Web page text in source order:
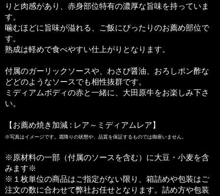
りと肉感があり、赤身部位特有の濃厚な旨味を持っていま
す。
噛むほどに旨味が溢れる、ご飯にぴったりのお薦め部位で
す。
熟成は軽めで食べやすい仕上がりとなります。
付属のガーリックソースや、わさび醤油、おろしポン酢な
どどのようなソースでも相性抜群です。
ミディアムボディの赤と一緒に、大田原牛をお楽しみ下さ
い。
【お薦め焼き加減 : レア～ミディアムレア】
※写真はイメージです。霜降りの状態や、品質を保証するものでは御座いません。
※原材料の一部（付属のソースを含む）に大豆・小麦を含
みます※
※１枚単位の商品はご指定がない限り、箱詰めや包装はご
注文の数に合わせて弊社お任せとなります。詰め方や包装